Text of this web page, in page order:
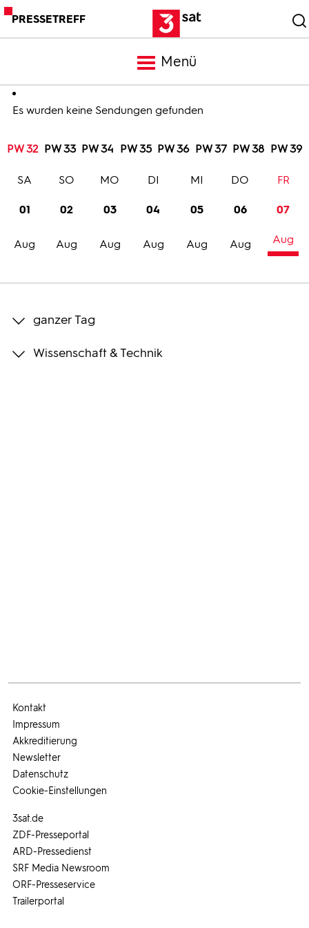
PRESSETREFF
Menü
Meldungen
Programm
Trailer
Bilder
Es wurden keine Sendungen gefunden
PW 32 PW 33 PW 34 PW 35 PW 36 PW 37 PW 38 PW 39
01
Aug
SA
02
Aug
SO
03
Aug
MO
04
Aug
DI
05
Aug
MI
06
Aug
DO
07
Aug
FR
ganzer Tag
Wissenschaft & Technik
3sat.de
ZDF-Presseportal
ARD-Pressedienst
SRF Media Newsroom
ORF-Presseservice
Trailerportal
Kontakt
Impressum
Akkreditierung
Newsletter
Datenschutz
Cookie-Einstellungen